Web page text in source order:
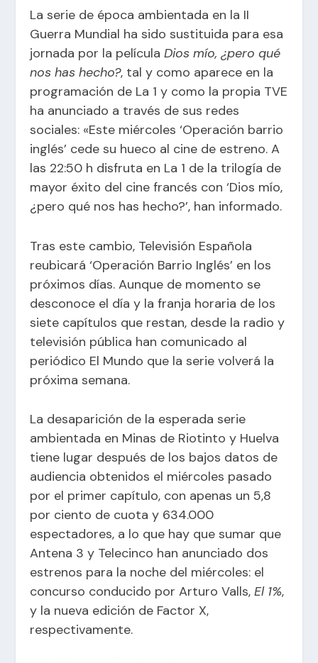
La serie de época ambientada en la II
Guerra Mundial ha sido sustituida para esa
jornada por la películaDios mío, ¿pero qué
nos has hecho?, tal y como aparece en la
programación de La 1 y como la propia TVE
ha anunciado a través de sus redes
sociales: «Este miércoles ‘Operación barrio
inglés’ cede su hueco al cine de estreno. A
las 22:50 h disfruta en La 1 de la trilogía de
mayor éxito del cine francés con ‘Dios mío,
¿pero qué nos has hecho?’, han informado.
Tras este cambio, Televisión Española
reubicará ‘Operación Barrio Inglés’ en los
próximos días. Aunque de momento se
desconoce el día y la franja horaria de los
siete capítulos que restan, desde la radio y
televisión pública han comunicado al
periódico El Mundo que la serie volverá la
próxima semana.
La desaparición de la esperada serie
ambientada en Minas de Riotinto y Huelva
tiene lugar después de los bajos datos de
audiencia obtenidos el miércoles pasado
por el primer capítulo, con apenas un 5,8
por ciento de cuota y 634.000
espectadores, a lo que hay que sumar que
Antena 3 y Telecinco han anunciado dos
estrenos para la noche del miércoles: el
concurso conducido por Arturo Valls,El 1%,
y la nueva edición de Factor X,
respectivamente.